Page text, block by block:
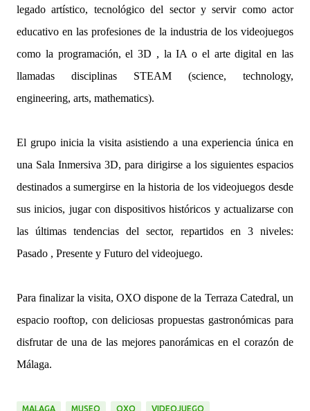
legado artístico, tecnológico del sector y servir como actor
educativo en las profesiones de la industria de los videojuegos
como la programación, el 3D , la IA o el arte digital en las
llamadas disciplinas STEAM (science, technology,
engineering, arts, mathematics).
El grupo inicia la visita asistiendo a una experiencia única en
una Sala Inmersiva 3D, para dirigirse a los siguientes espacios
destinados a sumergirse en la historia de los videojuegos desde
sus inicios, jugar con dispositivos históricos y actualizarse con
las últimas tendencias del sector, repartidos en 3 niveles:
Pasado , Presente y Futuro del videojuego.
Para finalizar la visita, OXO dispone de la Terraza Catedral, un
espacio rooftop, con deliciosas propuestas gastronómicas para
disfrutar de una de las mejores panorámicas en el corazón de
Málaga.
MALAGA MUSEO OXO VIDEOJUEGO